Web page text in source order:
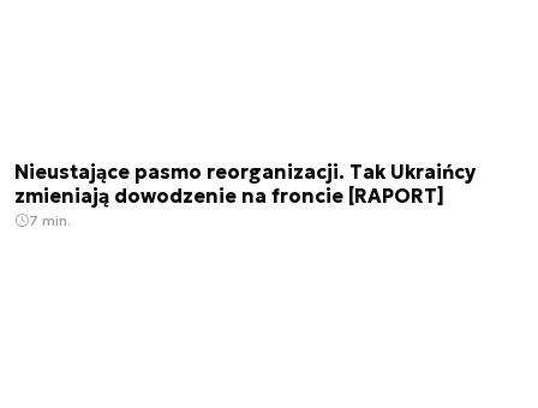
Nieustające pasmo reorganizacji. Tak Ukraińcy
zmieniają dowodzenie na froncie [RAPORT]
7 min.